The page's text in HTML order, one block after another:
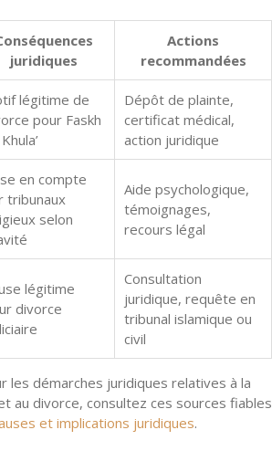
juridiques
Actions
recommandées
légitime de
pour Faskh
Dépôt de plainte,
certificat médical,
action juridique
en compte
tribunaux
selon
Aide psychologique,
témoignages,
recours légal
légitime
divorce
Consultation
juridique, requête en
tribunal islamique ou
civil
les démarches juridiques relatives à la
au divorce, consultez ces sources fiables
et implications juridiques.